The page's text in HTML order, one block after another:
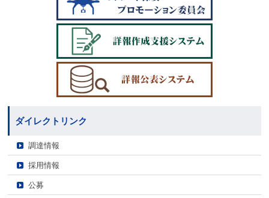
ダイレクトリンク
調達情報
採用情報
公募